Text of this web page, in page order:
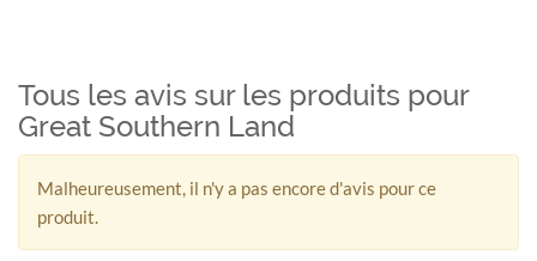
Tous les avis sur les produits pour
Great Southern Land
Malheureusement, il n'y a pas encore d'avis pour ce
produit.